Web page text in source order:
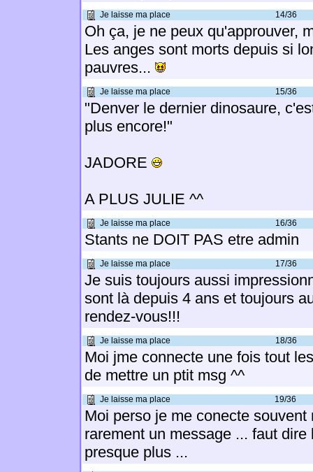
Je laisse ma place 14/36
Oh ça, je ne peux qu'approuver,
Les anges sont morts depuis si
pauvres...
Je laisse ma place 15/36
"Denver le dernier dinosaure,
plus encore!"
JADORE
A PLUS JULIE ^^
Je laisse ma place 16/36
Stants ne DOIT PAS etre admin
Je laisse ma place 17/36
Je suis toujours aussi
sont là depuis 4 ans et toujours
rendez-vous!!!
Je laisse ma place 18/36
Moi jme connecte une fois tout
de mettre un ptit msg ^^
Je laisse ma place 19/36
Moi perso je me conecte souvent
rarement un message ... faut dire
presque plus ...